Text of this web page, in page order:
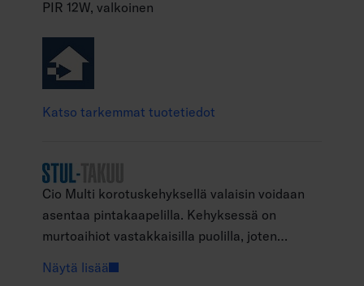
PIR 12W, valkoinen
Katso tarkemmat tuotetiedot
Cio Multi korotuskehyksellä valaisin voidaan
asentaa pintakaapelilla. Kehyksessä on
murtoaihiot vastakkaisilla puolilla, joten
pintastruktuuri ovat samat kuin valaisimessa,
Näytä lisää